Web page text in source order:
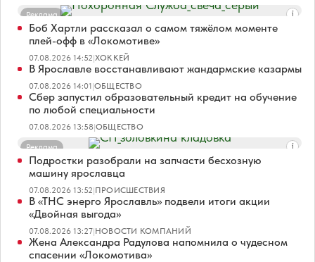
Реклама
Боб Хартли рассказал о самом тяжёлом моменте
плей-офф в «Локомотиве»
07.08.2026 14:52|ХОККЕЙ
В Ярославле восстанавливают жандармские казармы
07.08.2026 14:01|ОБЩЕСТВО
Сбер запустил образовательный кредит на обучение
по любой специальности
07.08.2026 13:58|ОБЩЕСТВО
Реклама
Подростки разобрали на запчасти бесхозную
машину ярославца
07.08.2026 13:52|ПРОИСШЕСТВИЯ
В «ТНС энерго Ярославль» подвели итоги акции
«Двойная выгода»
07.08.2026 13:27|НОВОСТИ КОМПАНИЙ
Жена Александра Радулова напомнила о чудесном
спасении «Локомотива»